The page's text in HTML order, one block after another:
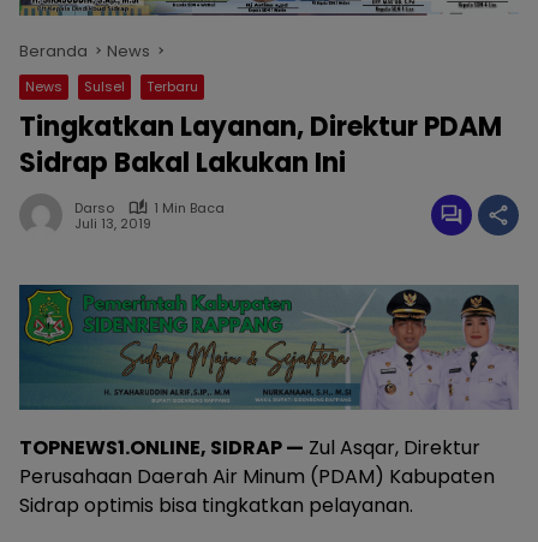
Beranda News
News Sulsel Terbaru
Tingkatkan Layanan, Direktur PDAM
Sidrap Bakal Lakukan Ini
Darso
1 Min Baca
Juli 13, 2019
TOPNEWS1.ONLINE, SIDRAP — Zul Asqar, Direktur
Perusahaan Daerah Air Minum (PDAM) Kabupaten
Sidrap optimis bisa tingkatkan pelayanan.